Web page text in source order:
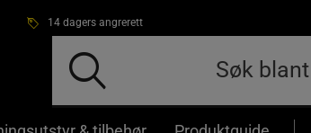
14 dagers angrerett